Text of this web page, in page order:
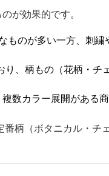
が効果的です。
ものが多い一方、刺繍
り、柄もの（花柄・チ
数カラー展開がある
柄（ボタニカル・チ